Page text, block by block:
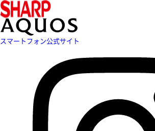
スマートフォン公式サイト